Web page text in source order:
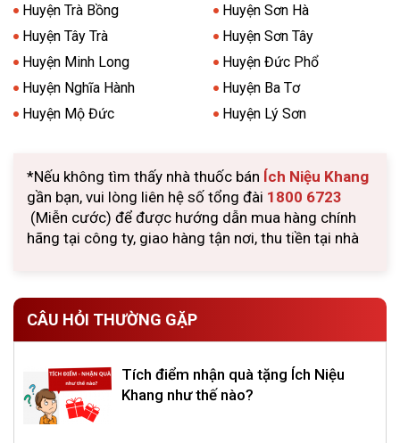
Huyện Trà Bồng
Huyện Tây Trà
Huyện Sơn Hà
Huyện Sơn Tây
Huyện Minh Long
Huyện Nghĩa Hành
Huyện Mộ Đức
Huyện Đức Phổ
Huyện Ba Tơ
Huyện Lý Sơn
*Nếu không tìm thấy nhà thuốc bán Ích Niệu Khang
gần bạn, vui lòng liên hệ số tổng đài 1800 6723
(Miễn cước) để được hướng dẫn mua hàng chính
hãng tại công ty, giao hàng tận nơi, thu tiền tại nhà
CÂU HỎI THƯỜNG GẶP
Tích điểm nhận quà tặng Ích Niệu
Khang như thế nào?